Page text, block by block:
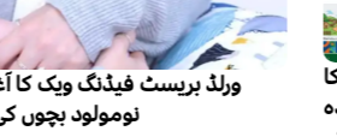
ورلڈ بریسٹ فیڈنگ ویک کا
نومولود بچوں کی